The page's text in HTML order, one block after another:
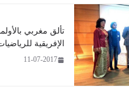
تألق مغربي
الإفريقية
11-07-2017